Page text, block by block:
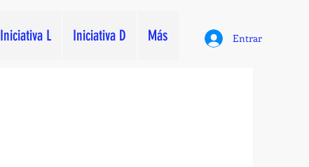
Iniciativa L Iniciativa D Más Entrar